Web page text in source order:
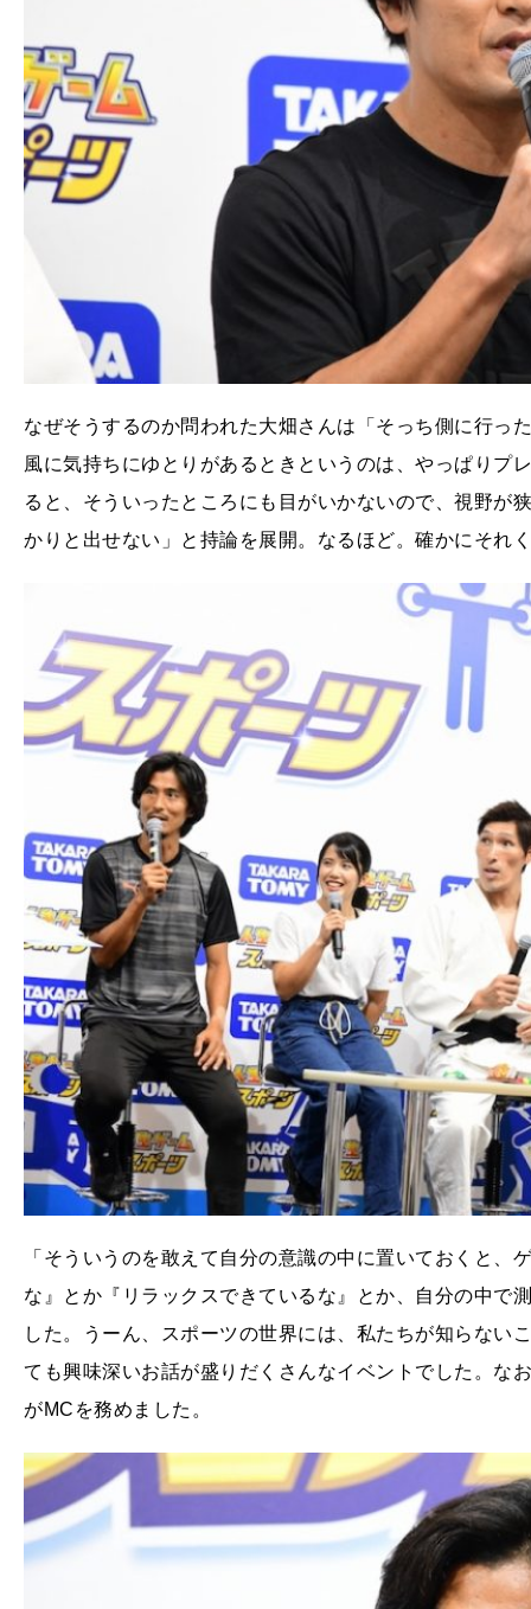
なぜそうするのか問われた大畑さんは「そっち側に行っ
風に気持ちにゆとりがあるときというのは、やっぱりプ
ると、そういったところにも目がいかないので、視野が
かりと出せない」と持論を展開。なるほど。確かにそれ
「そういうのを敢えて自分の意識の中に置いておくと
な』とか『リラックスできているな』とか、自分の中で
した。うーん、スポーツの世界には、私たちが知らない
ても興味深いお話が盛りだくさんなイベントでした。な
がMCを務めました。